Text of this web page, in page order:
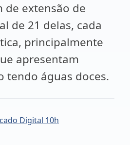
de extensão de
de 21 delas, cada
principalmente
apresentam
tendo águas doces.
Digital 10h